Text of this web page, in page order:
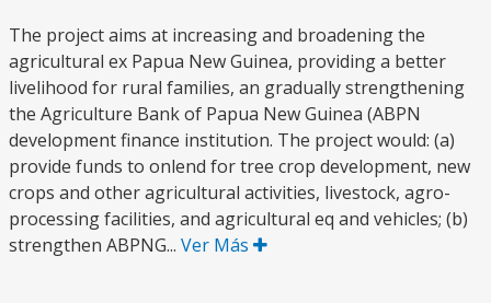
The project aims at increasing and broadening the
agricultural ex Papua New Guinea, providing a better
livelihood for rural families, an gradually strengthening
the Agriculture Bank of Papua New Guinea (ABPN
development finance institution. The project would: (a)
provide funds to onlend for tree crop development, new
crops and other agricultural activities, livestock, agro-
processing facilities, and agricultural eq and vehicles; (b)
strengthen ABPNG... Ver Más